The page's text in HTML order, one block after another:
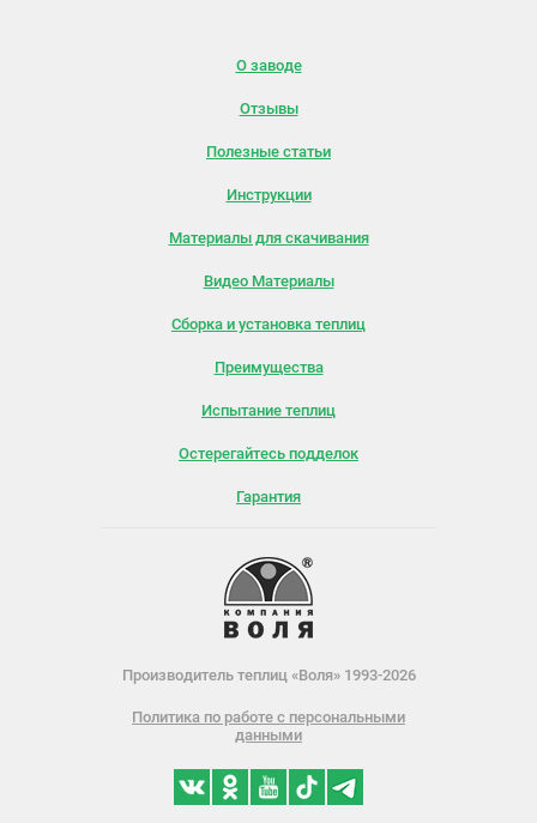
О заводе
Отзывы
Полезные статьи
Инструкции
Материалы для скачивания
Видео Материалы
Сборка и установка теплиц
Преимущества
Испытание теплиц
Остерегайтесь подделок
Гарантия
Производитель теплиц «Воля» 1993-2026
Политика по работе с персональными
данными